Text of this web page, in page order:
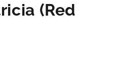
(Red